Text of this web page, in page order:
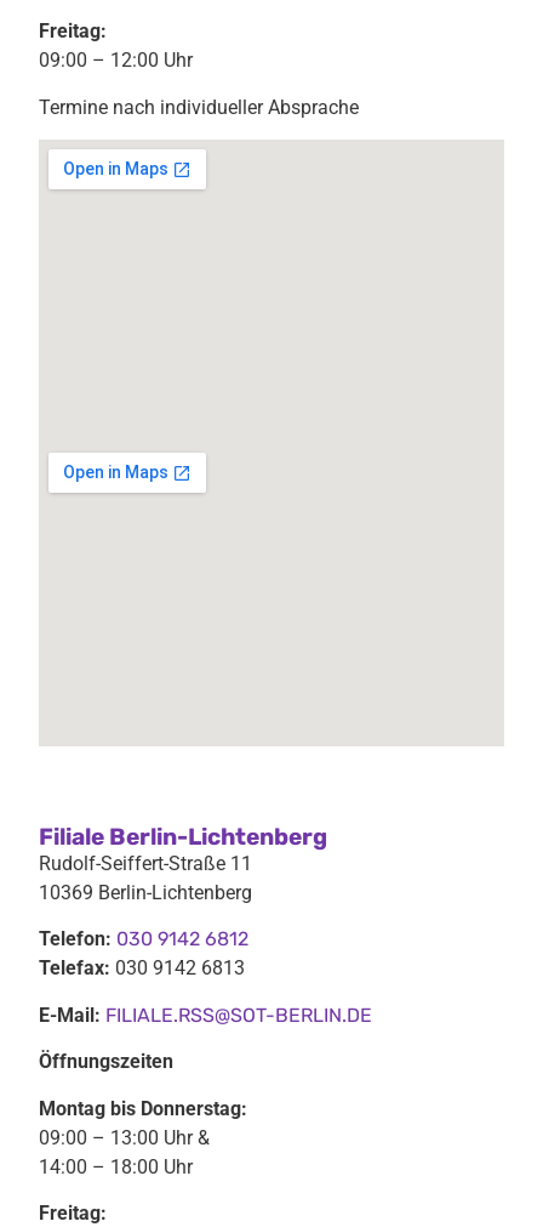
Freitag:
09:00 – 12:00 Uhr
Termine nach individueller Absprache
Filiale Berlin-Lichtenberg
Rudolf-Seiffert-Straße 11
10369 Berlin-Lichtenberg
Telefon: 030 9142 6812
Telefax: 030 9142 6813
E-Mail: FILIALE.RSS@SOT-BERLIN.DE
Öffnungszeiten
Montag bis Donnerstag:
09:00 – 13:00 Uhr &
14:00 – 18:00 Uhr
Freitag: